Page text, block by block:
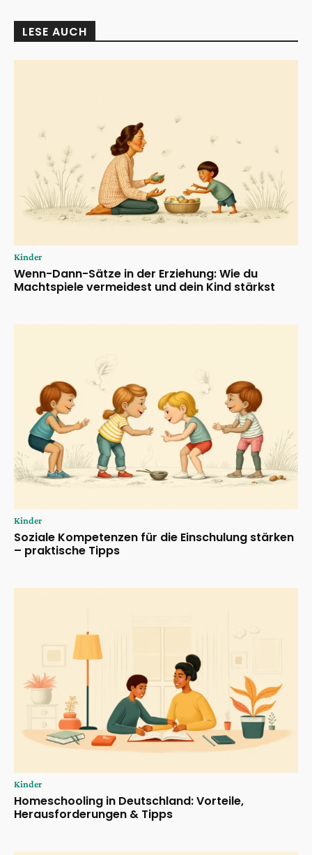
LESE AUCH
Kinder
Wenn-Dann-Sätze in der Erziehung: Wie du
Machtspiele vermeidest und dein Kind stärkst
Kinder
Soziale Kompetenzen für die Einschulung stärken
– praktische Tipps
Kinder
Homeschooling in Deutschland: Vorteile,
Herausforderungen & Tipps